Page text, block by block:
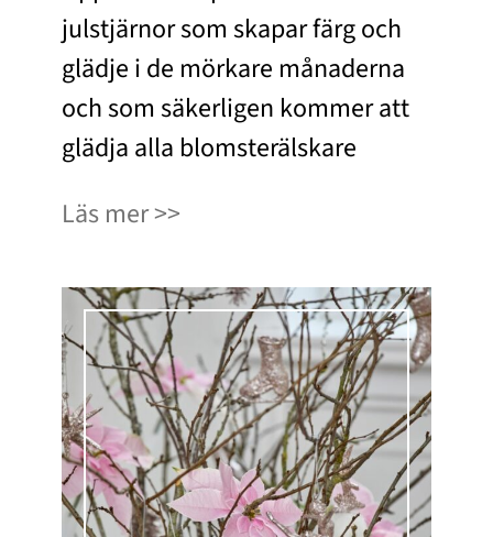
julstjärnor som skapar färg och
glädje i de mörkare månaderna
och som säkerligen kommer att
glädja alla blomsterälskare
Läs mer